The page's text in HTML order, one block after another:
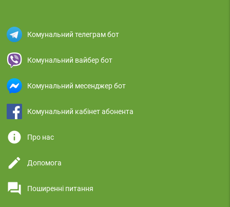
Комунальний телеграм бот
Комунальний вайбер бот
Комунальний месенджер бот
Комунальний кабінет абонента
info Про нас
edit Допомога
question_answer Поширенні питання